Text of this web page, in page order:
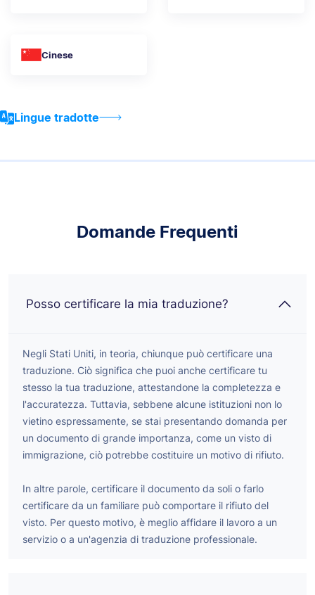
Cinese
Lingue tradotte
Domande Frequenti
Posso certificare la mia traduzione?
Negli Stati Uniti, in teoria, chiunque può certificare una
traduzione. Ciò significa che puoi anche certificare tu
stesso la tua traduzione, attestandone la completezza e
l'accuratezza. Tuttavia, sebbene alcune istituzioni non lo
vietino espressamente, se stai presentando domanda per
un documento di grande importanza, come un visto di
immigrazione, ciò potrebbe costituire un motivo di rifiuto.
In altre parole, certificare il documento da soli o farlo
certificare da un familiare può comportare il rifiuto del
visto. Per questo motivo, è meglio affidare il lavoro a un
servizio o a un'agenzia di traduzione professionale.